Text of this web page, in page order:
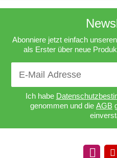
Abonniere jetzt einfach
als Erster über neue
Newsletter Abonnieren
Ich habe
genommen und die AGB